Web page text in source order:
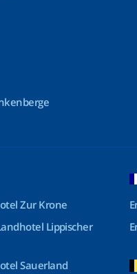
Zur Krone
Lippischer
Sauerland